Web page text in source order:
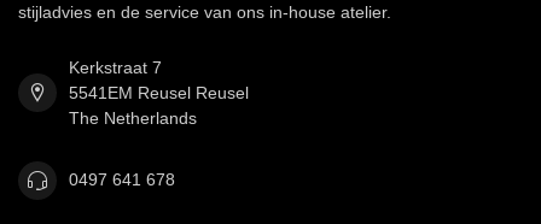
stijladvies en de service van ons in-house atelier.
Kerkstraat 7
5541EM Reusel Reusel
The Netherlands
0497 641 678